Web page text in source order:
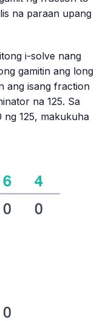
na paraan upang
i-solve nang
gamitin ang long
ang isang fraction
na 125. Sa
ng 125, makukuha